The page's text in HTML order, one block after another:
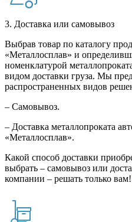
3. Доставка или самовывоз
Выбрав товар по каталогу
«Металлосплав» и
номенклатурой
видом доставки груза. Мы
распространенных видов
– Самовывоз.
– Доставка металлопроката
«Металлосплав».
Какой способ доставки
выбрать – самовывоз или
компании – решать только вам!